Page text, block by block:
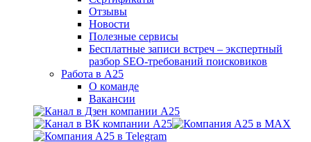
Отзывы
Новости
Полезные сервисы
Бесплатные записи встреч – экспертный
разбор SEO-требований поисковиков
Работа в А25
О команде
Вакансии